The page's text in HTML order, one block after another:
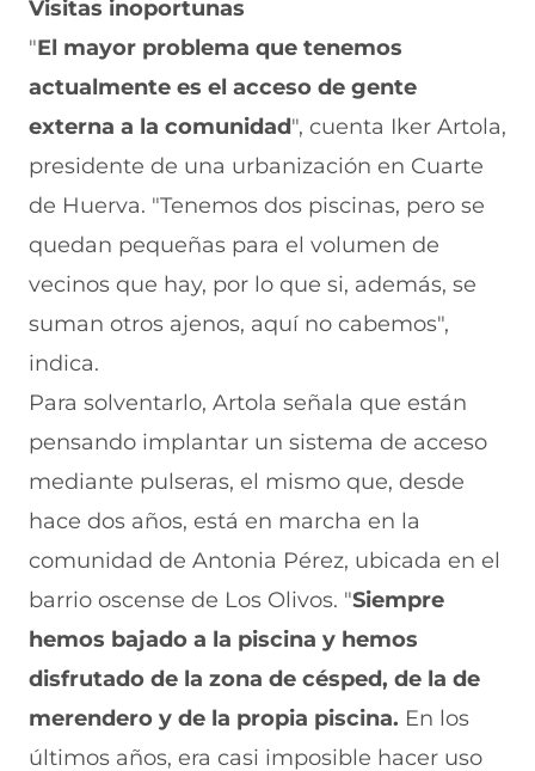
Visitas inoportunas
"El mayor problema que tenemos
actualmente es el acceso de gente
externa a la comunidad", cuenta Iker Artola,
presidente de una urbanización en Cuarte
de Huerva. "Tenemos dos piscinas, pero se
quedan pequeñas para el volumen de
vecinos que hay, por lo que si, además, se
suman otros ajenos, aquí no cabemos",
indica.
Para solventarlo, Artola señala que están
pensando implantar un sistema de acceso
mediante pulseras, el mismo que, desde
hace dos años, está en marcha en la
comunidad de Antonia Pérez, ubicada en el
barrio oscense de Los Olivos. "Siempre
hemos bajado a la piscina y hemos
disfrutado de la zona de césped, de la de
merendero y de la propia piscina. En los
últimos años, era casi imposible hacer uso